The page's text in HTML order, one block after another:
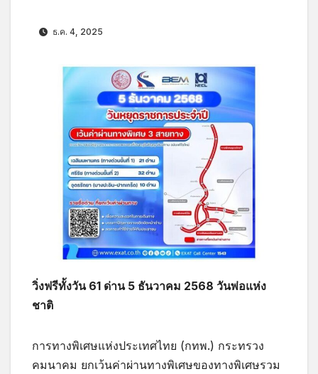
ธ.ค. 4, 2025
วิ่งฟรีทั้งวัน 61 ด่าน 5 ธันวาคม 2568 วันพ่อแห่ง
ชาติ
การทางพิเศษแห่งประเทศไทย (กทพ.) กระทรวง
คมนาคม ยกเว้นค่าผ่านทางพิเศษของทางพิเศษรวม